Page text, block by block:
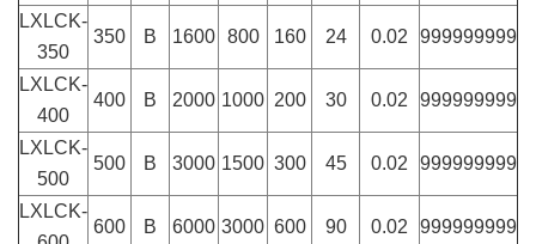
LXLCK-
350
350 B 1600 800 160 24 0.02 999999999
LXLCK-
400
400 B 2000 1000 200 30 0.02 999999999
LXLCK-
500
500 B 3000 1500 300 45 0.02 999999999
LXLCK-
600 B 6000 3000 600 90 0.02 999999999